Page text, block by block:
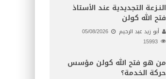
النـزعة التجديدية عند الأستاذ
فتح الله كولن
أبو زيد عبد الرحيم
05/08/2026
من هو فتح الله كولن مؤسس
حركة الخدمة؟